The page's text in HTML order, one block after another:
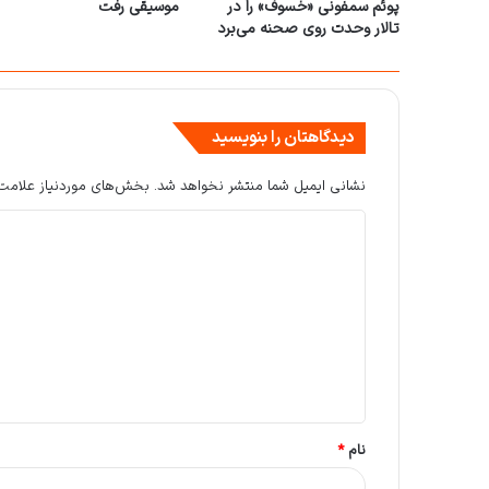
پوئم سمفونی «خسوف» را در
تالار وحدت روی صحنه می‌برد
موسیقی رفت
دیدگاهتان را بنویسید
نشانی ایمیل شما منتشر نخواهد شد. بخش‌های موردنیاز
*
نام*